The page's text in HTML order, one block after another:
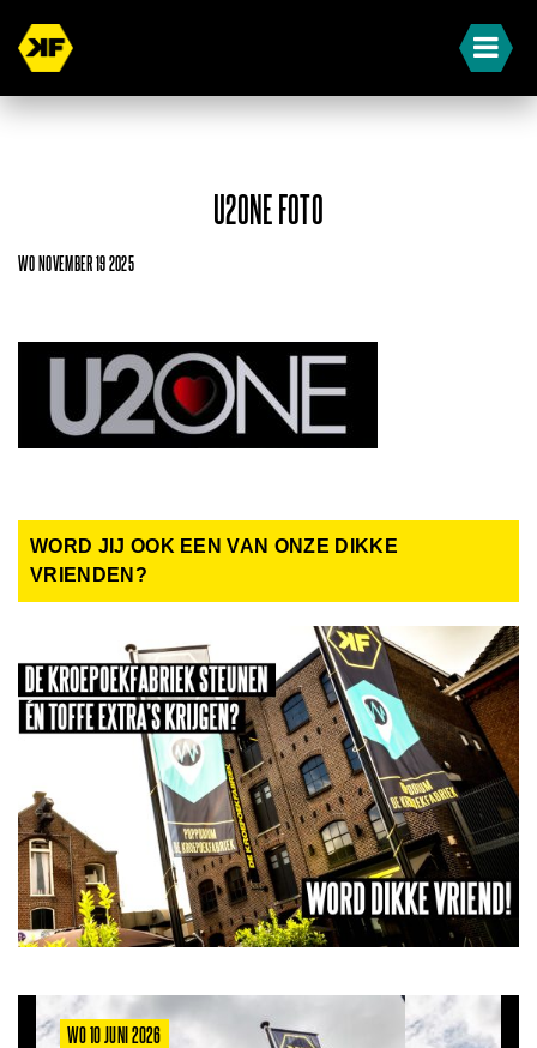
U2ONE FOTO
WO NOVEMBER 19 2025
WORD JIJ OOK EEN VAN ONZE DIKKE
VRIENDEN?
WO 10 JUNI 2026